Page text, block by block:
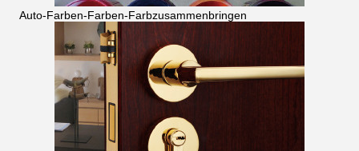
Auto-Farben-Farben-Farbzusammenbringen